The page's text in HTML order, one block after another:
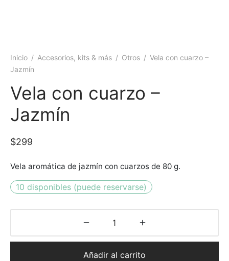
Inicio / Accesorios, kits & más / Otros / Vela con cuarzo –
Jazmín
Vela con cuarzo –
Jazmín
$299
Vela aromática de jazmín con cuarzos de 80 g.
10 disponibles (puede reservarse)
Añadir al carrito